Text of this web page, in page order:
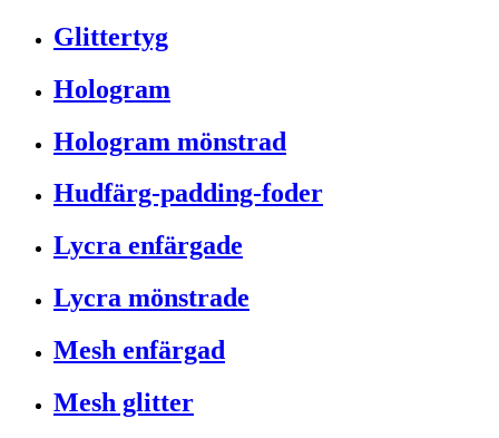
Glittertyg
Hologram
Hologram mönstrad
Hudfärg-padding-foder
Lycra enfärgade
Lycra mönstrade
Mesh enfärgad
Mesh glitter